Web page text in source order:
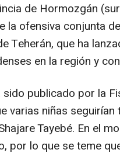
de Hormozgán
la ofensiva conjunta
Teherán, que ha
en la región y
sido publicado por la
varias niñas
Tayebé. En el
por lo que se teme